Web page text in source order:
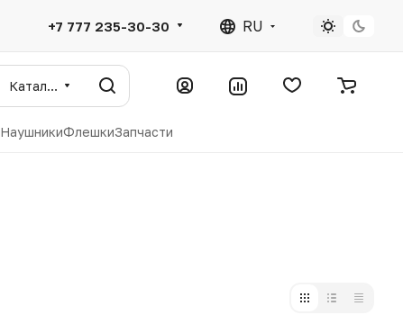
+7 777 235-30-30 RU
Каталог
НаушникиФлешкиЗапчасти